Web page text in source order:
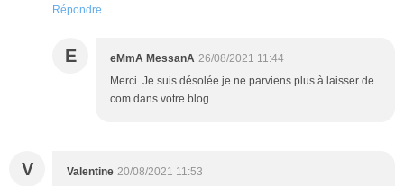
Répondre
E eMmA MessanA 26/08/2021 11:44
Merci. Je suis désolée je ne parviens plus à laisser de
com dans votre blog...
V Valentine 20/08/2021 11:53